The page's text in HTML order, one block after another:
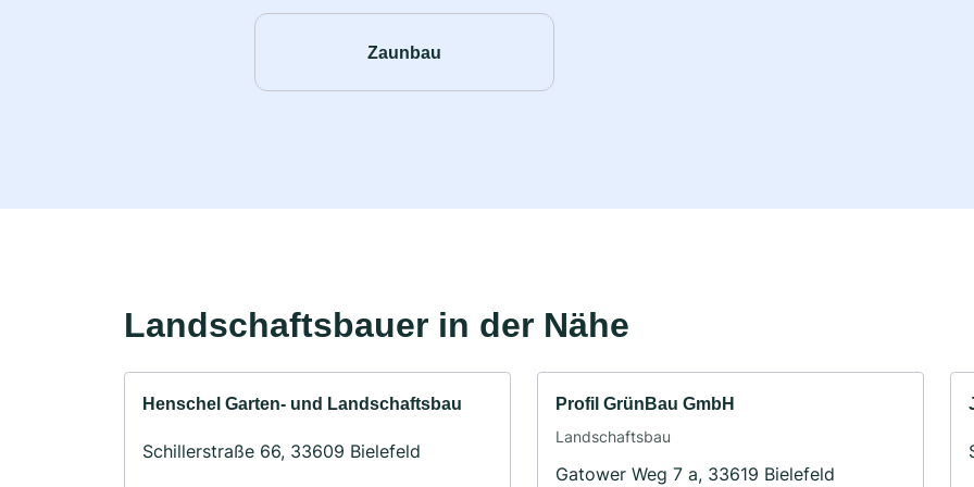
Zaunbau
Landschaftsbauer in der Nähe
Henschel Garten- und Landschaftsbau
Schillerstraße 66, 33609 Bielefeld
Profil GrünBau GmbH
Landschaftsbau
Gatower Weg 7 a, 33619 Bielefeld